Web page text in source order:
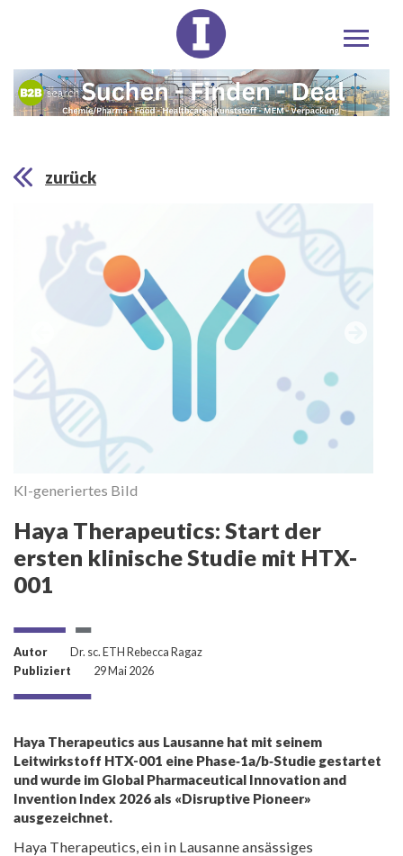
zurück
KI-generiertes Bild
Haya Therapeutics: Start der
ersten klinische Studie mit HTX-
001
Autor
Dr. sc. ETH Rebecca Ragaz
Publiziert
29 Mai 2026
Haya Therapeutics aus Lausanne hat mit seinem
Leitwirkstoff HTX-001 eine Phase‑1a/b‑Studie gestartet
und wurde im Global Pharmaceutical Innovation and
Invention Index 2026 als «Disruptive Pioneer»
ausgezeichnet.
Haya Therapeutics, ein in Lausanne ansässiges